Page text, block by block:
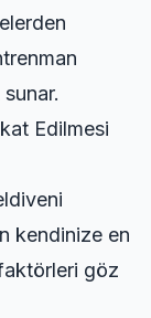
Edilmesi
kendinize en
göz